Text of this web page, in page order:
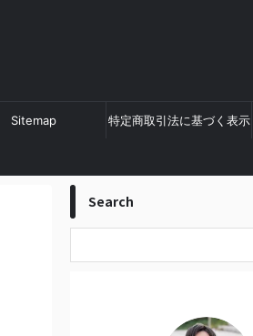
Sitemap 特定商取引法に基づく表示
Search